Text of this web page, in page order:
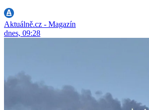
Aktuálně.cz - Magazín
dnes, 09:28